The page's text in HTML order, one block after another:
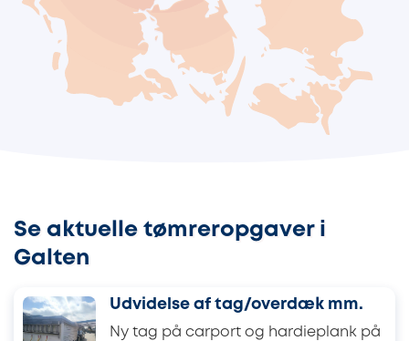
Se aktuelle tømreropgaver i
Galten
Udvidelse af tag/overdæk mm.
Ny tag på carport og hardieplank på